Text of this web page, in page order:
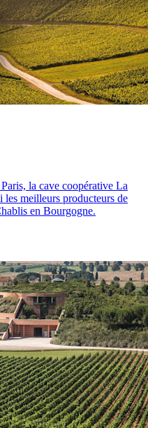
la cave coopérative La
meilleurs producteurs de
en Bourgogne.